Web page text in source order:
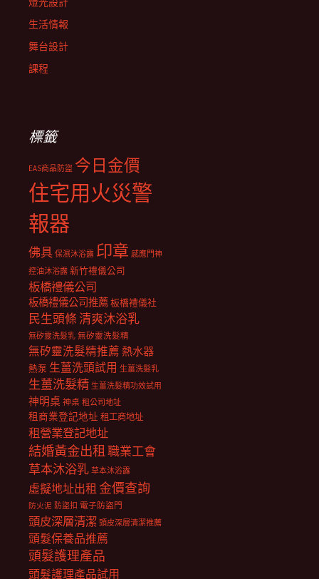
生活情報
舞台設計
課程
標籤
EAS商品防盜 今日金價
住宅用火災警
報器
佛具 保濕沐浴露 印章 感應門神
控油沐浴露 新竹禮儀公司
板橋禮儀公司
板橋禮儀公司推薦板橋禮儀社
民生頭條清爽沐浴乳
無矽靈洗髮乳 無矽靈洗髮精
無矽靈洗髮精推薦 熱水器
熱泵 生薑洗頭試用 生薑洗髮乳
生薑洗髮精 生薑洗髮精功效試用
神明桌 神桌 租公司地址
租商業登記地址 租工商地址
租營業登記地址
結婚黃金出租職業工會
草本沐浴乳 草本沐浴露
虛擬地址出租 金價查詢
防火泥 防盜扣 電子防盜門
頭皮深層清潔 頭皮深層清潔推薦
頭髮保養品推薦
頭髮護理產品
頭髮護理產品試用